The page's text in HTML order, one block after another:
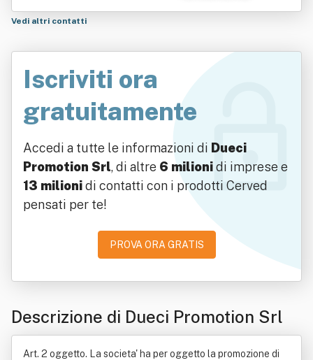
Vedi altri contatti
Iscriviti ora
gratuitamente
Accedi a tutte le informazioni di Dueci
Promotion Srl, di altre 6 milionidi imprese e
13 milionidi contatti con i prodotti Cerved
pensati per te!
PROVA ORA GRATIS
Descrizione di Dueci Promotion Srl
Art. 2 oggetto. La societa' ha per oggetto la promozione di